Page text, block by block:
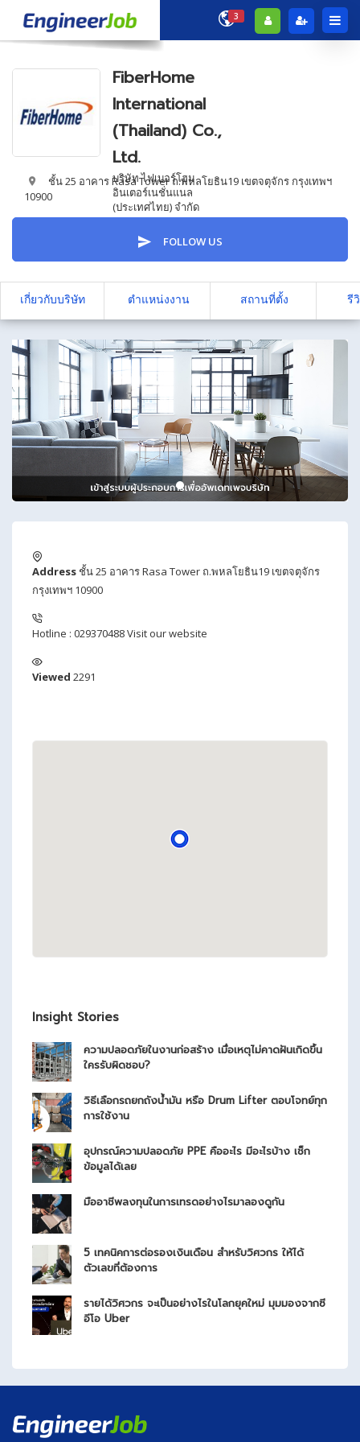
3
FiberHome
International
(Thailand) Co.,
Ltd.
บริษัท ไฟเบอร์โฮม
อินเตอร์เนชั่นแนล
(ประเทศไทย) จำกัด
ชั้น 25 อาคาร Rasa Tower ถ.พหลโยธิน19 เขตจตุจักร กรุงเทพฯ
10900
FOLLOW US
เกี่ยวกับบริษัท ตำแหน่งงาน สถานที่ตั้ง รี
Address ชั้น 25 อาคาร Rasa Tower ถ.พหลโยธิน19 เขตจตุจักร
กรุงเทพฯ 10900
Hotline : 029370488Visit our website
Viewed 2291
Insight Stories
ความปลอดภัยในงานก่อสร้าง เมื่อเหตุไม่คาดฝันเกิดขึ้น
ใครรับผิดชอบ?
วิธีเลือกรถยกถังน้ำมัน หรือ Drum Lifter ตอบโจทย์ทุก
การใช้งาน
อุปกรณ์ความปลอดภัย PPE คืออะไร มีอะไรบ้าง เช็ก
ข้อมูลได้เลย
มืออาชีพลงทุนในการเทรดอย่างไรมาลองดูกัน
5 เทคนิคการต่อรองเงินเดือน สำหรับวิศวกร ให้ได้
ตัวเลขที่ต้องการ
รายได้วิศวกร จะเป็นอย่างไรในโลกยุคใหม่ มุมมองจากซี
อีโอ Uber